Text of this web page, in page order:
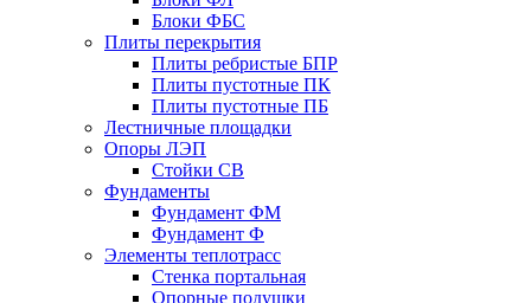
Блоки ФБС
Плиты перекрытия
Плиты ребристые БПР
Плиты пустотные ПК
Плиты пустотные ПБ
Лестничные площадки
Опоры ЛЭП
Стойки СВ
Фундаменты
Фyндамент ФМ
Фyндамент Ф
Элементы теплотрасс
Стенка портальная
Опорные подушки